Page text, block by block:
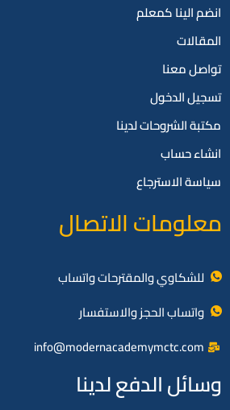
انضم الينا كمعلم
المقالات
تواصل معنا
تسجيل الدخول
مكتبة الشروحات لدينا
انشاء حساب
سياسة الاسترجاع
معلومات الاتصال
للشكاوي والمقترحات واتساب
واتساب الحجز والاستفسار
info@modernacademymctc.com
وسائل الدفع لدينا